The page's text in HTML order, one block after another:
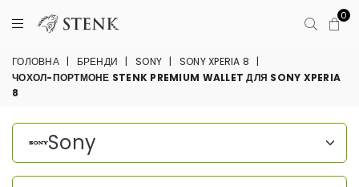
0
ГОЛОВНА | БРЕНДИ | SONY | SONY XPERIA 8
|
ЧОХОЛ-ПОРТМОНЕ STENK PREMIUM WALLET ДЛЯ SONY XPERIA
8
Sony